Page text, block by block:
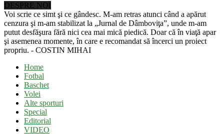
DESPRE NOI
Voi scrie ce simt şi ce gândesc. M-am retras atunci când a apărut
cenzura şi m-am stabilizat la „Jurnal de Dâmboviţa”, unde m-am
putut desfăşura fără nici cea mai mică piedică. Doar că în viaţă apar
şi asemenea momente, în care e recomandat să încerci un proiect
propriu. - COSTIN MIHAI
Home
Fotbal
Baschet
Volei
Alte sporturi
Special
Editorial
VIDEO